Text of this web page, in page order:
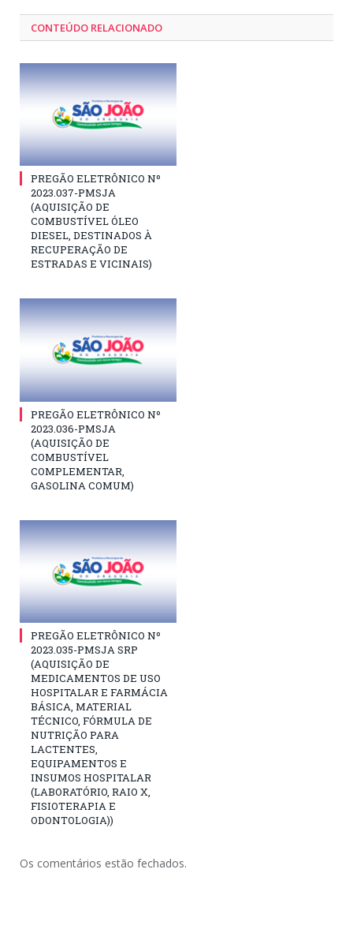
CONTEÚDO RELACIONADO
PREGÃO ELETRÔNICO Nº
2023.037-PMSJA
(AQUISIÇÃO DE
COMBUSTÍVEL ÓLEO
DIESEL, DESTINADOS À
RECUPERAÇÃO DE
ESTRADAS E VICINAIS)
PREGÃO ELETRÔNICO Nº
2023.036-PMSJA
(AQUISIÇÃO DE
COMBUSTÍVEL
COMPLEMENTAR,
GASOLINA COMUM)
PREGÃO ELETRÔNICO Nº
2023.035-PMSJA SRP
(AQUISIÇÃO DE
MEDICAMENTOS DE USO
HOSPITALAR E FARMÁCIA
BÁSICA, MATERIAL
TÉCNICO, FÓRMULA DE
NUTRIÇÃO PARA
LACTENTES,
EQUIPAMENTOS E
INSUMOS HOSPITALAR
(LABORATÓRIO, RAIO X,
FISIOTERAPIA E
ODONTOLOGIA))
Os comentários estão fechados.